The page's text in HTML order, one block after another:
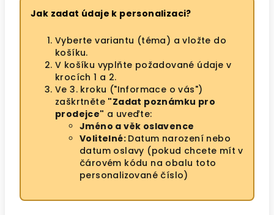
Jak zadat údaje k personalizaci?
Vyberte variantu (téma) a vložte do
košíku.
V košíku vyplňte požadované údaje v
krocích 1 a 2.
Ve 3. kroku ("Informace o vás")
zaškrtněte "Zadat poznámku pro
prodejce" a uveďte:
Jméno a věk oslavence
Volitelné: Datum narození nebo
datum oslavy (pokud chcete mít v
čárovém kódu na obalu toto
personalizované číslo)